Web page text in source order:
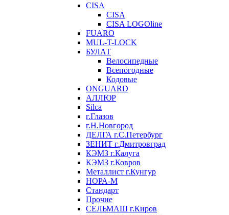
CISA
CISA
CISA LOGOline
FUARO
MUL-T-LOCK
БУЛАТ
Велосипедные
Всепогодные
Кодовые
ONGUARD
АЛЛЮР
Silca
г.Глазов
г.Н.Новгород
ДЕЛГА г.С.Петербург
ЗЕНИТ г.Дмитровград
КЭМЗ г.Калуга
КЭМЗ г.Ковров
Металлист г.Кунгур
НОРА-М
Стандарт
Прочие
СЕЛЬМАШ г.Киров